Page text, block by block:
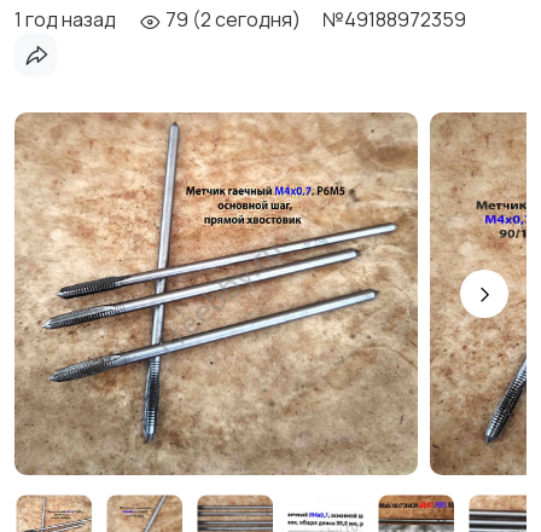
1 год назад 79 (2 сегодня) №49188972359